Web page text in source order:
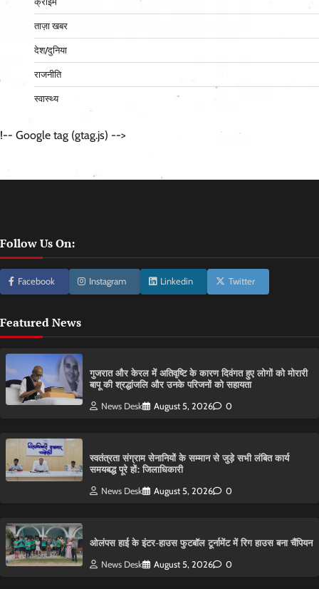
ताज़ा खबर
देश/दुनिया
राजनीति
स्वास्थ्य
!-- Google tag (gtag.js) -->
Follow Us On:
Facebook Instagram Linkedin Twitter
Featured News
गुजरात और केरल में अतिवृष्टि के कारण दिवंगत हुए लोगों को मोरारी
बापू की श्रद्धांजलि और उनके परिजनों को सहायता
News Desk August 5, 2026 0
स्वतंत्रता संग्राम सेनानियों के सम्मान से जुड़े सभी लंबित कार्य
समयबद्ध पूरे हों: जिलाधिकारी
News Desk August 5, 2026 0
ओलंपस हाई के इंटर-हाउस फुटबॉल टूर्नामेंट में रिग हाउस बना चैंपियन
News Desk August 5, 2026 0